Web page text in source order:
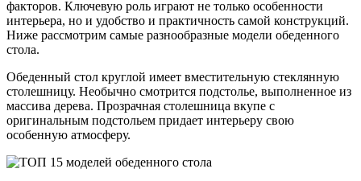
факторов. Ключевую роль играют не только особенности
интерьера, но и удобство и практичность самой конструкций.
Ниже рассмотрим самые разнообразные модели обеденного
стола.
Обеденный стол круглой имеет вместительную стеклянную
столешницу. Необычно смотрится подстолье, выполненное из
массива дерева. Прозрачная столешница вкупе с
оригинальным подстольем придает интерьеру свою
особенную атмосферу.